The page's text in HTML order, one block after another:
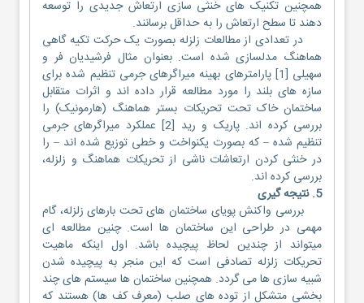
همچنین تکنیک های خنثی سازی ارتعاش جدیدی را توسعه
دهند تا سطح ارتعاش را به حداقل برسانند.
در تعدادی از مطالعات زلزله بصورت یک حرکت تکیه گاهی
هماهنگ مدلسازی شده است. بعنوان مثال فرشیدیان فر و
سهیلی [1] پارامترهای بهینه میراگرهای جرمی تنظیم شده برای
سازه های بلند را مورد مطالعه قرار داده اند و اثرات متقابل
ساختمان خاک تحت تحریکات بستر هماهنگ (هارمونیک) را
بررسی کرده اند. پاریک و رید [2] عملکرد میراگرهای جرمی
تنظیم شده – که بصورت یکنواخت و خطی توزیع شده اند – را
در خنثی کردن ارتعاشات ناشی از تحریکات هماهنگ و زلزله،
بررسی کرده اند.
5. نتیجه گیری
بررسی واکنش پویای ساختمان های تحت بارهای زلزله، گام
مهمی در طراحی این ساختمان ها است. چنین مطالعه ای
میتواند از چندین لحاظ پیچیده باشد. اول اینکه ماهیت
تحریکات زلزله تصادفی است که این منجر به پیچیده شدن
شبیه سازی ها می گردد. همچنین ساختمان ها سیستم های چند
بخشی متشکل از توده های صلب (معرف کف ها) هستند که